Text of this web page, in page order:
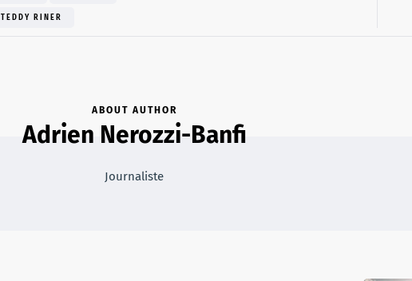
TEDDY RINER
ABOUT AUTHOR
Adrien Nerozzi-Banfi
Journaliste